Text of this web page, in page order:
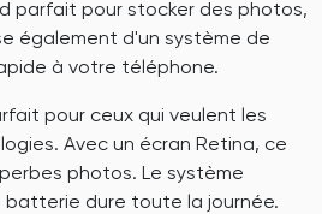
parfait pour stocker des photos,
également d'un système de
à votre téléphone.
pour ceux qui veulent les
Avec un écran Retina, ce
photos. Le système
dure toute la journée.